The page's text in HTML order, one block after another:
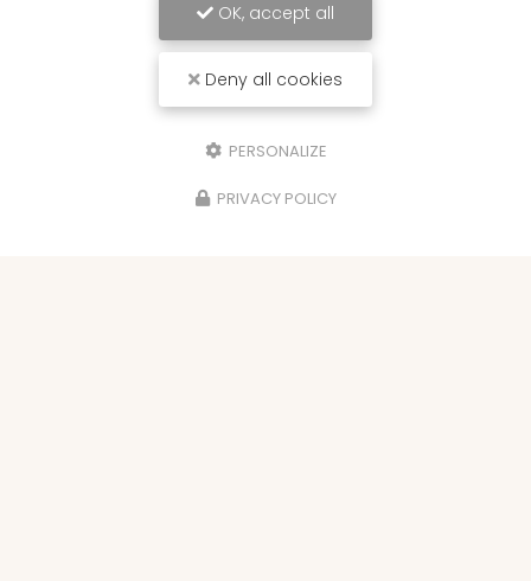
OK, accept all
Deny all cookies
PERSONALIZE
PRIVACY POLICY